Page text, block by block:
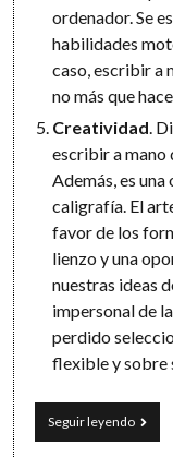
ordenador. Se
habilidades
caso, escribir a
no más que
Creatividad .
escribir a mano
Además, es
caligrafía. El
favor de los
lienzo y una
nuestras ideas
impersonal de
perdido
flexible y sobre
Seguir leyendoElogio
del